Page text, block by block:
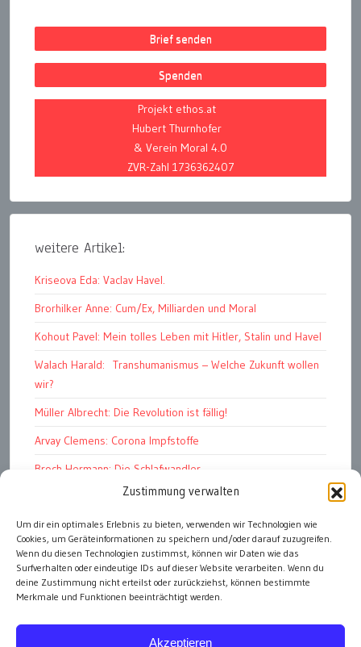
Zustimmung verwalten
Um dir ein optimales Erlebnis zu bieten, verwenden wir Technologien wie
Cookies, um Geräteinformationen zu speichern und/oder darauf zuzugreifen.
Wenn du diesen Technologien zustimmst, können wir Daten wie das
Surfverhalten oder eindeutige IDs auf dieser Website verarbeiten. Wenn du
deine Zustimmung nicht erteilst oder zurückziehst, können bestimmte
Merkmale und Funktionen beeinträchtigt werden.
Akzeptieren
Brief senden
Spenden
Projekt ethos.at
Hubert Thurnhofer
& Verein Moral 4.0
ZVR-Zahl 1736362407
weitere Artikel:
Kriseova Eda: Vaclav Havel.
Brorhilker Anne: Cum/Ex, Milliarden und Moral
Kohout Pavel: Mein tolles Leben mit Hitler, Stalin und Havel
Walach Harald: Transhumanismus – Welche Zukunft wollen
wir?
Müller Albrecht: Die Revolution ist fällig!
Arvay Clemens: Corona Impfstoffe
Broch Hermann: Die Schlafwandler
Kohout Pavel: Ende der Großen Ferien
Bonelli Raphael: Kopflos
Luczak Andreas: Deutschlands Energiewende
alle Artikel